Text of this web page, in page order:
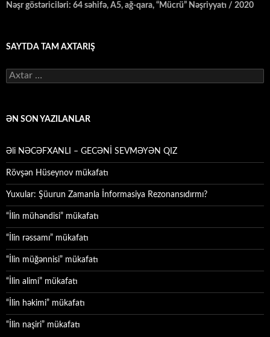
Nəşr göstəriciləri: 64 səhifə, A5, ağ-qara, “Mücrü” Nəşriyyatı / 2020
SAYTDA TAM AXTARIŞ
Axtarış:
ƏN SON YAZILANLAR
Əli NƏCƏFXANLI – GECƏNİ SEVMƏYƏN QIZ
Rövşən Hüseynov mükafatı
Yuxular: Şüurun Zamanla İnformasiya Rezonansıdırmı?
“İlin mühəndisi” mükafatı
“İlin rəssamı” mükafatı
“İlin müğənnisi” mükafatı
“İlin alimi” mükafatı
“İlin həkimi” mükafatı
“İlin naşiri” mükafatı